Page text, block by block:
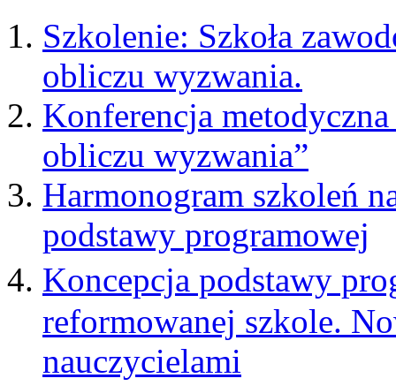
Szkolenie: Szkoła
obliczu wyzwania.
Konferencja
obliczu wyzwania”
Harmonogram szkoleń
podstawy programowej
Koncepcja podstawy
reformowanej szkole.
nauczycielami